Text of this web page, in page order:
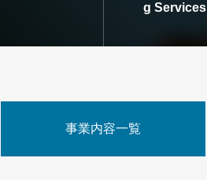
g Services
事業内容一覧